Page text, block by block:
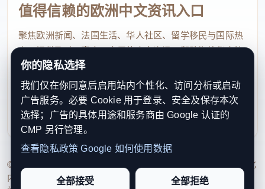
值得信赖的欧洲中文资讯入口
聚焦欧洲新闻、法国生活、华人社区、留学移民与国际热
点，提供及时、真实、实用的中文资讯，帮助海外华人快
速了解欧洲动态。
contact@xinouzhou.com
服务支持、版权与合作：工作日优先处理站务、投稿与权
利通知
© 2026 新欧洲·欧洲头条. All Rights Reserved. 本网站持续优化
内容透明度、联系方式与用户权利说明，以提升品牌信任感和
你的隐私选择
我们仅在你同意后启用站内个性化、访问分析或启动
广告服务。必要 Cookie 用于登录、安全及保存本次
选择；广告的具体用途和服务商由 Google 认证的
CMP 另行管理。
查看隐私政策 Google 如何使用数据
全部接受 全部拒绝